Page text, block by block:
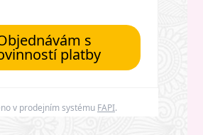
s
platby
v prodejním systému FAPI.